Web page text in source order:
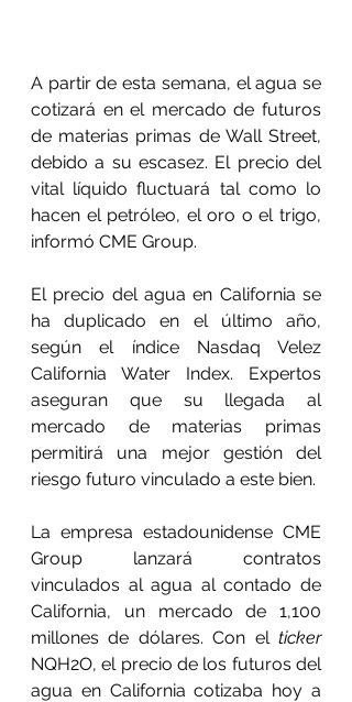
A partir de esta semana, el agua se
cotizará en el mercado de futuros
de materias primas de Wall Street,
debido a su escasez. El precio del
vital líquido fluctuará tal como lo
hacen el petróleo, el oro o el trigo,
informó CME Group.
El precio del agua en California se
ha duplicado en el último año,
según el índice Nasdaq Velez
California Water Index. Expertos
aseguran que su llegada al
mercado de materias primas
permitirá una mejor gestión del
riesgo futuro vinculado a este bien.
La empresa estadounidense CME
Group lanzará contratos
vinculados al agua al contado de
California, un mercado de 1,100
millones de dólares. Con el ticker
NQH2O, el precio de los futuros del
agua en California cotizaba hoy a